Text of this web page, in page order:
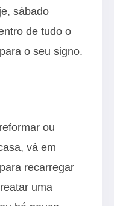
sábado
de tudo o
o seu signo.
ou
vá em
recarregar
uma